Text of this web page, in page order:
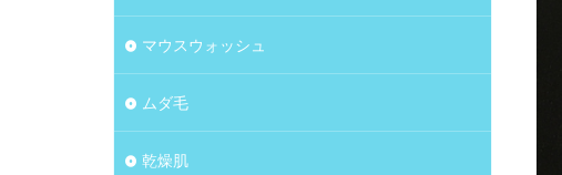
マウスウォッシュ
ムダ毛
乾燥肌